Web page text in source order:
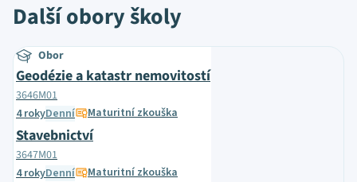
Další obory školy
Obor
Geodézie a katastr nemovitostí
3646M01
4 rokyDenní Maturitní zkouška
Stavebnictví
3647M01
4 rokyDenní Maturitní zkouška